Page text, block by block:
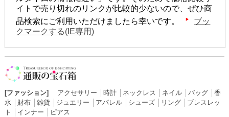
イトで売り切れのリンクが比較的少ないので、ぜひ商
品検索にご利用いただけましたら幸いです。
ブッ
クマークする(IE専用)
[ファッション] アクセサリー 時計│ ネックレス ネイル│ バッグ│ 香
水
財布│ 雑貨│ ジュエリー アパレル│ シューズ│ リング│ ブレスレッ
ト
インナー
ピアス